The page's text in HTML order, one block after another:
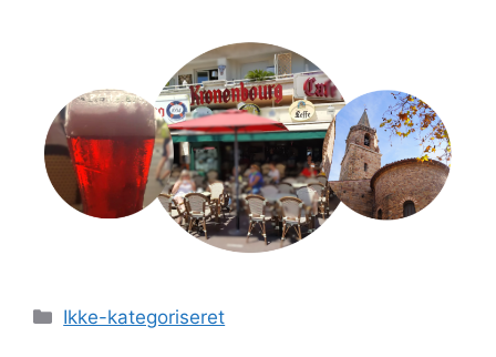
Kategorier
Ikke-kategoriseret